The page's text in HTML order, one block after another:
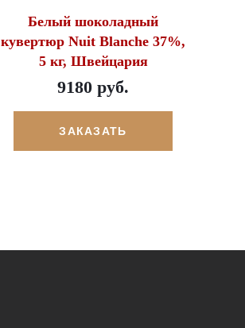
Белый шоколадный
кувертюр Nuit Blanche 37%,
5 кг, Швейцария
9180 руб.
ЗАКАЗАТЬ